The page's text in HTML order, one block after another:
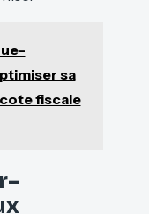
sa
fiscale